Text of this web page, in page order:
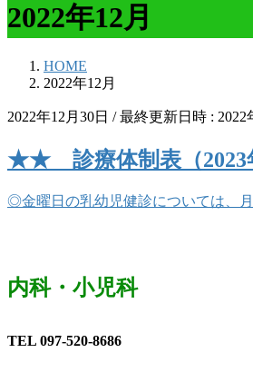
2022年12月
HOME
2022年12月
2022年12月30日 / 最終更新日時 : 2022
★★ 診療体制表（
◎金曜日の乳幼児健診については、
内科・小児科
TEL 097-520-8686